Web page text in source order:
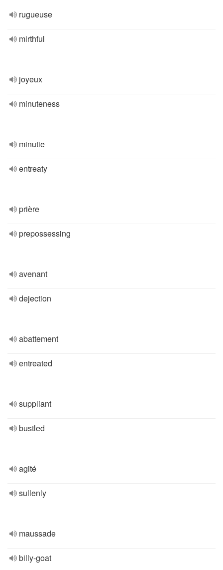
rugueuse
mirthful
joyeux
minuteness
minutie
entreaty
prière
prepossessing
avenant
dejection
abattement
entreated
suppliant
bustled
agité
sullenly
maussade
billy-goat